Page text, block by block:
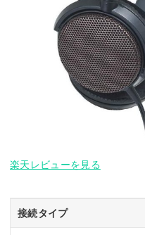
楽天レビューを見る
接続タイプ